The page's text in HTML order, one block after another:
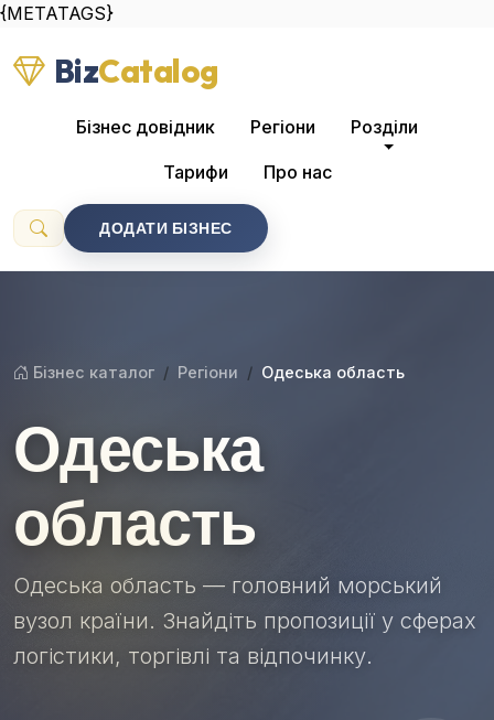
{METATAGS}
BizCatalog
Бізнес довідник Регіони Розділи
Тарифи Про нас
ДОДАТИ БІЗНЕС
Бізнес каталог Регіони Одеська область
Одеська
область
Одеська область — головний морський
вузол країни. Знайдіть пропозиції у сферах
логістики, торгівлі та відпочинку.